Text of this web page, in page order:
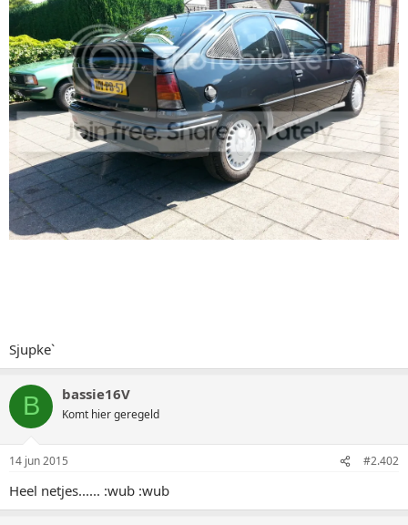
Sjupke`
B bassie16V
Komt hier geregeld
14 jun 2015 #2.402
Heel netjes...... :wub :wub